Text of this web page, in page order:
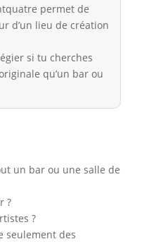
permet de
d’un lieu de création
si tu cherches
qu’un bar ou
un bar ou une salle de
?
?
seulement des